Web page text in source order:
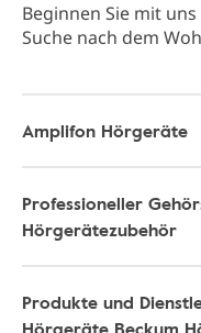
Beginnen Sie mit
Suche nach dem
Amplifon Hörgeräte
Professioneller
Hörgerätezubehör
Produkte und